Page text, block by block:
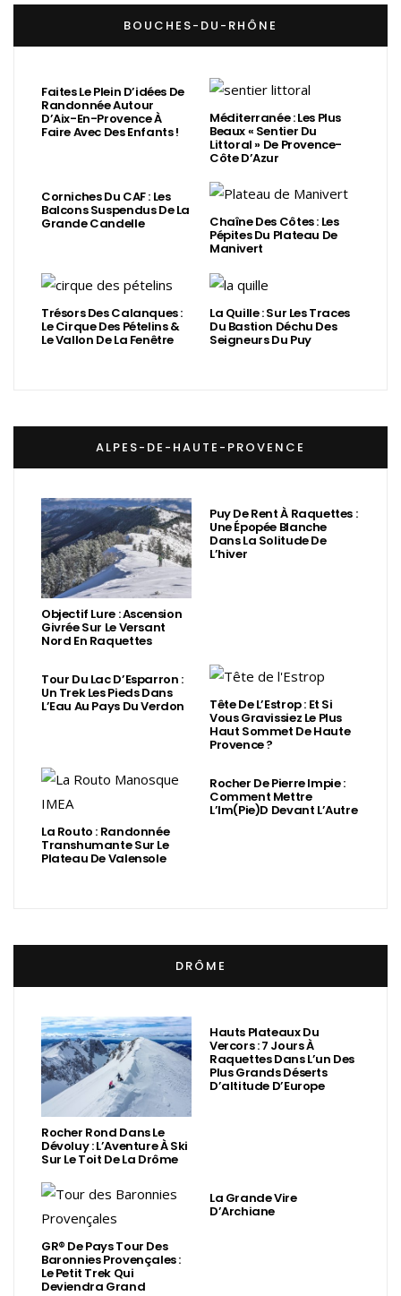
BOUCHES-DU-RHÔNE
Faites Le Plein D’idées De
Randonnée Autour
D’Aix-En-Provence À
Faire Avec Des Enfants !
Méditerranée : Les Plus
Beaux « Sentier Du
Littoral » De Provence-
Côte D’Azur
Corniches Du CAF : Les
Balcons Suspendus De La
Grande Candelle Chaîne Des Côtes : Les
Pépites Du Plateau De
Manivert
Trésors Des Calanques :
Le Cirque Des Pételins &
Le Vallon De La Fenêtre
La Quille : Sur Les Traces
Du Bastion Déchu Des
Seigneurs Du Puy
ALPES-DE-HAUTE-PROVENCE
Objectif Lure : Ascension
Givrée Sur Le Versant
Nord En Raquettes
Puy De Rent À Raquettes :
Une Épopée Blanche
Dans La Solitude De
L’hiver
Tour Du Lac D’Esparron :
Un Trek Les Pieds Dans
L’Eau Au Pays Du Verdon Tête De L’Estrop : Et Si
Vous Gravissiez Le Plus
Haut Sommet De Haute
Provence ?
La Routo : Randonnée
Transhumante Sur Le
Plateau De Valensole
Rocher De Pierre Impie :
Comment Mettre
L’Im(Pie)d Devant L’Autre
DRÔME
Rocher Rond Dans Le
Dévoluy : L’Aventure À Ski
Sur Le Toit De La Drôme
Hauts Plateaux Du
Vercors : 7 Jours À
Raquettes Dans L’un Des
Plus Grands Déserts
D’altitude D’Europe
GR® De Pays Tour Des
Baronnies Provençales :
Le Petit Trek Qui
Deviendra Grand
La Grande Vire
D’Archiane